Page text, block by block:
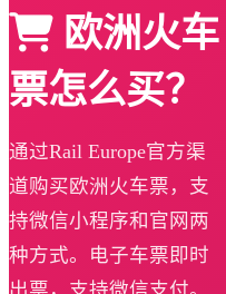
欧洲火车
票怎么买？
通过Rail Europe官方渠
道购买欧洲火车票，支
持微信小程序和官网两
种方式。电子车票即时
出票，支持微信支付。